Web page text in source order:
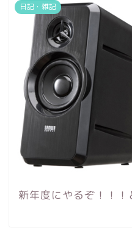
日記・雑記
新年度にやるぞ！！